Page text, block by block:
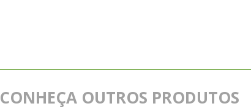
CONHEÇA OUTROS PRODUTOS